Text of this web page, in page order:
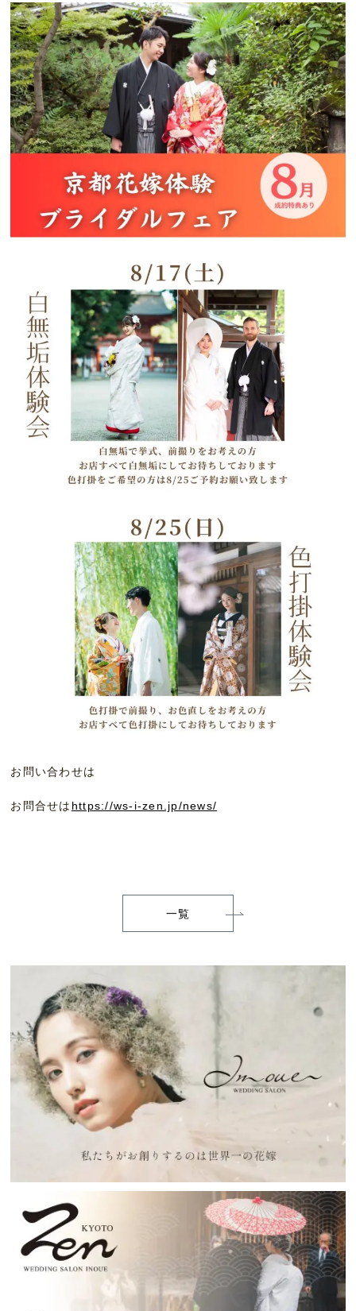
お問い合わせは
お問合せは https://ws-i-zen.jp/news/
一覧